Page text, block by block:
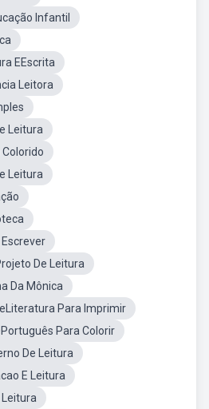
Infantil
EEscrita
Leitora
Leitura
Leitura
De Leitura
Da Mônica
Para Imprimir
Para Colorir
De Leitura
E Leitura
Leitura